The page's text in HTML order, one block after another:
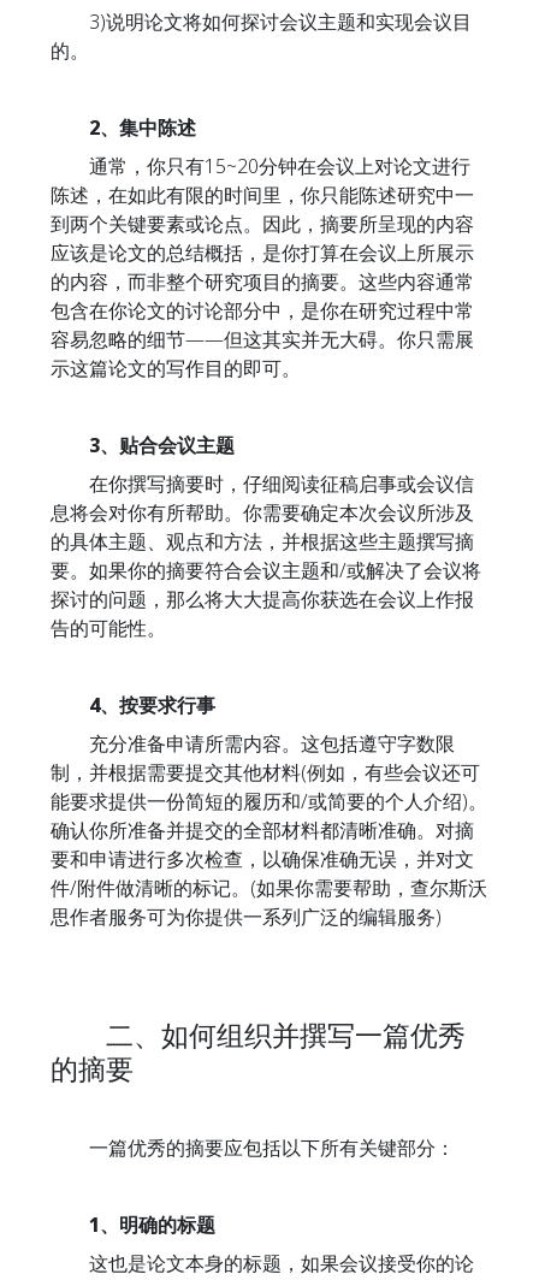
3)说明论文将如何探讨会议主题和实现会议目
的。
2、集中陈述
通常，你只有15~20分钟在会议上对论文进行
陈述，在如此有限的时间里，你只能陈述研究中一
到两个关键要素或论点。因此，摘要所呈现的内容
应该是论文的总结概括，是你打算在会议上所展示
的内容，而非整个研究项目的摘要。这些内容通常
包含在你论文的讨论部分中，是你在研究过程中常
容易忽略的细节——但这其实并无大碍。你只需展
示这篇论文的写作目的即可。
3、贴合会议主题
在你撰写摘要时，仔细阅读征稿启事或会议信
息将会对你有所帮助。你需要确定本次会议所涉及
的具体主题、观点和方法，并根据这些主题撰写摘
要。如果你的摘要符合会议主题和/或解决了会议将
探讨的问题，那么将大大提高你获选在会议上作报
告的可能性。
4、按要求行事
充分准备申请所需内容。这包括遵守字数限
制，并根据需要提交其他材料(例如，有些会议还可
能要求提供一份简短的履历和/或简要的个人介绍)。
确认你所准备并提交的全部材料都清晰准确。对摘
要和申请进行多次检查，以确保准确无误，并对文
件/附件做清晰的标记。(如果你需要帮助，查尔斯沃
思作者服务可为你提供一系列广泛的编辑服务)
二、如何组织并撰写一篇优秀
的摘要
一篇优秀的摘要应包括以下所有关键部分：
1、明确的标题
这也是论文本身的标题，如果会议接受你的论